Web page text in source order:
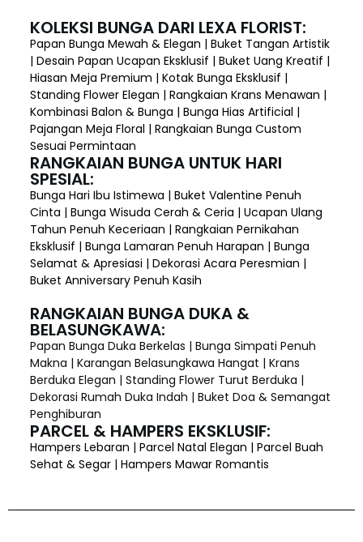
KOLEKSI BUNGA DARI LEXA FLORIST:
Papan Bunga Mewah & Elegan | Buket Tangan Artistik
| Desain Papan Ucapan Eksklusif | Buket Uang Kreatif |
Hiasan Meja Premium | Kotak Bunga Eksklusif |
Standing Flower Elegan | Rangkaian Krans Menawan |
Kombinasi Balon & Bunga | Bunga Hias Artificial |
Pajangan Meja Floral | Rangkaian Bunga Custom
Sesuai Permintaan
RANGKAIAN BUNGA UNTUK HARI
SPESIAL:
Bunga Hari Ibu Istimewa | Buket Valentine Penuh
Cinta | Bunga Wisuda Cerah & Ceria | Ucapan Ulang
Tahun Penuh Keceriaan | Rangkaian Pernikahan
Eksklusif | Bunga Lamaran Penuh Harapan | Bunga
Selamat & Apresiasi | Dekorasi Acara Peresmian |
Buket Anniversary Penuh Kasih
RANGKAIAN BUNGA DUKA &
BELASUNGKAWA:
Papan Bunga Duka Berkelas | Bunga Simpati Penuh
Makna | Karangan Belasungkawa Hangat | Krans
Berduka Elegan | Standing Flower Turut Berduka |
Dekorasi Rumah Duka Indah | Buket Doa & Semangat
Penghiburan
PARCEL & HAMPERS EKSKLUSIF:
Hampers Lebaran | Parcel Natal Elegan | Parcel Buah
Sehat & Segar | Hampers Mawar Romantis